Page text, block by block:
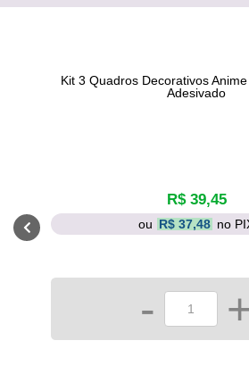
Kit 3 Quadros Decorativos
Adesivado
R$ 39,45
ou R$ 37,48 no
-